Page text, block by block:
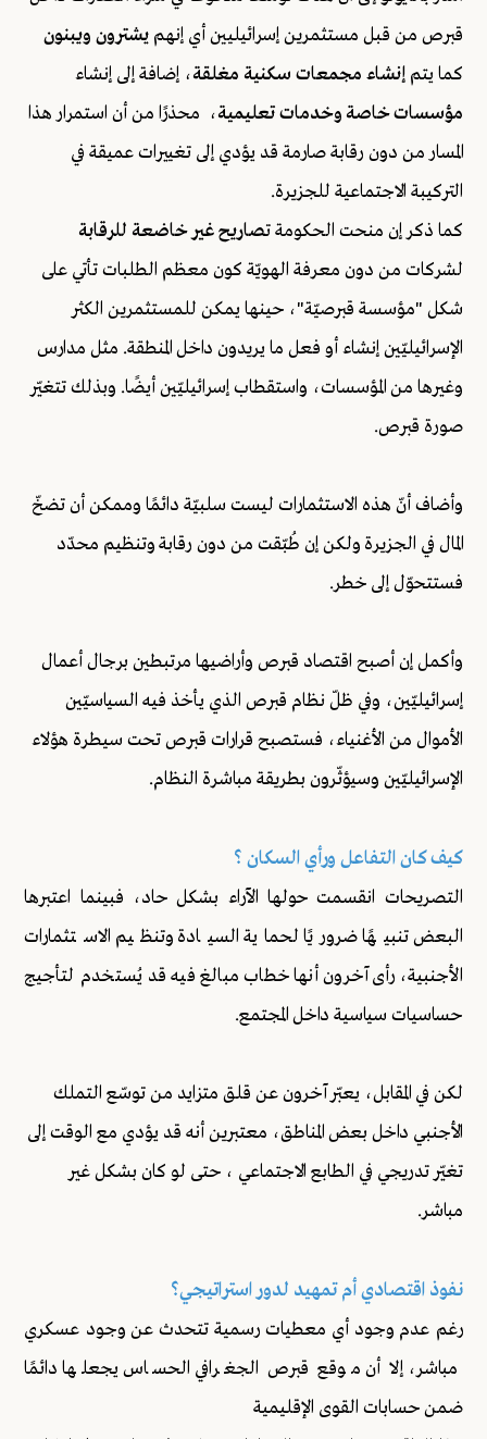
قبرص من قبل مستثمرين إسرائيليين أي إنهميشترون ويبنون
كما يتمإنشاء مجمعات سكنية مغلقة، إضافة إلى إنشاء
مؤسسات خاصة وخدمات تعليمية، محذرًا من أن استمرار هذا
المسار من دون رقابة صارمة قد يؤدي إلى تغييرات عميقة في
التركيبة الاجتماعية للجزيرة.
كما ذكر إن منحت الحكومة تصاريح غير خاضعة للرقابة
لشركات من دون معرفة الهويّة كون معظم الطلبات تأتي على
شكل "مؤسسة قبرصيّة"، حينها يمكن للمستثمرين الكثر
الإسرائيليّين إنشاء أو فعل ما يريدون داخل المنطقة. مثل مدارس
وغيرها من المؤسسات، واستقطاب إسرائيليّين أيضًا. وبذلك تتغيّر
صورة قبرص.
وأضاف أنّ هذه الاستثمارات ليست سلبيّة دائمًا وممكن أن تضخّ
المال في الجزيرة ولكن إن طُبّقت من دون رقابة وتنظيم محدّد
فستتحوّل إلى خطر.
وأكمل إن أصبح اقتصاد قبرص وأراضيها مرتبطين برجال أعمال
إسرائيليّين، وفي ظلّ نظام قبرص الذي يأخذ فيه السياسيّين
الأموال من الأغنياء، فستصبح قرارات قبرص تحت سيطرة هؤلاء
الإسرائيليّين وسيؤثّرون بطريقة مباشرة النظام.
كيف كان التفاعل ورأي السكان ؟
التصريحات انقسمت حولها الآراء بشكل حاد، فبينما اعتبرها
البعض تنبيهًا ضروريًا لحماية السيادة وتنظيم الاستثمارات
الأجنبية، رأى آخرون أنها خطاب مبالغ فيه قد يُستخدم لتأجيج
حساسيات سياسية داخل المجتمع.
لكن في المقابل، يعبّر آخرون عن قلق متزايد من توسّع التملك
الأجنبي داخل بعض المناطق، معتبرين أنه قد يؤدي مع الوقت إلى
تغيّر تدريجي في الطابع الاجتماعي ، حتى لو كان بشكل غير
مباشر.
نفوذ اقتصادي أم تمهيد لدور استراتيجي؟
رغم عدم وجود أي معطيات رسمية تتحدث عن وجود عسكري
مباشر، إلا أن موقع قبرص الجغرافي الحساس يجعلها دائمًا
ضمن حسابات القوى الإقليمية